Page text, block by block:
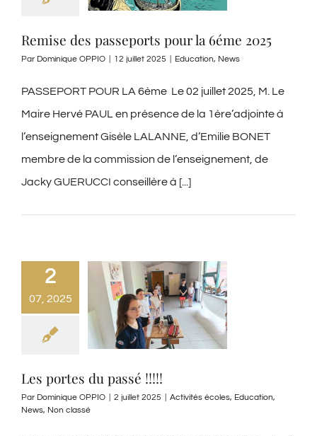
Remise des passeports pour la 6éme 2025
Par Dominique OPPIO 12 juillet 2025 Education, News
PASSEPORT POUR LA 6ème Le 02 juillet 2025, M. Le
Maire Hervé PAUL en présence de la 1ère’adjointe à
l’enseignement Gisèle LALANNE, d’Emilie BONET
membre de la commission de l’enseignement, de
Jacky GUERUCCI conseillère à [...]
2
07, 2025
Les portes du passé !!!!!
Par Dominique OPPIO 2 juillet 2025 Activités écoles, Education,
News, Non classé